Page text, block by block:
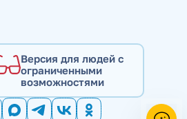
Версия для людей с
ограниченными
возможностями